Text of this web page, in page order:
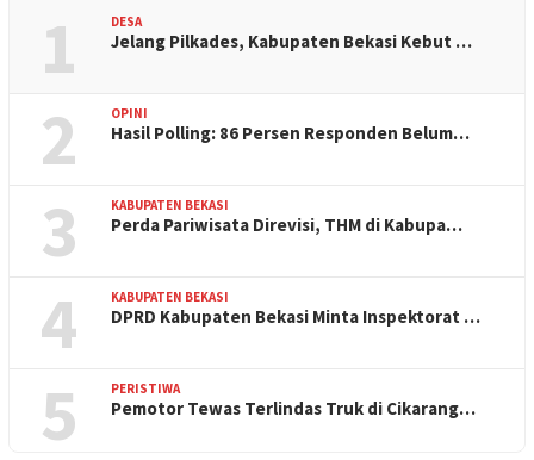
1 DESA
Jelang Pilkades, Kabupaten Bekasi Kebut …
2 OPINI
Hasil Polling: 86 Persen Responden Belum…
3 KABUPATEN BEKASI
Perda Pariwisata Direvisi, THM di Kabupa…
4 KABUPATEN BEKASI
DPRD Kabupaten Bekasi Minta Inspektorat …
5 PERISTIWA
Pemotor Tewas Terlindas Truk di Cikarang…